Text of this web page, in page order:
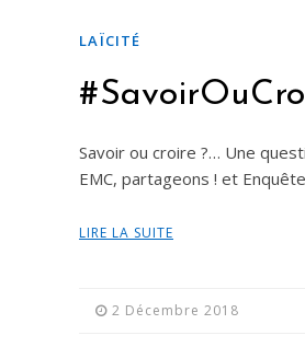
LAÏCITÉ
Savoir ou croire ?… Une
EMC, partageons ! et
LIRE LA SUITE
2 Décembre 2018